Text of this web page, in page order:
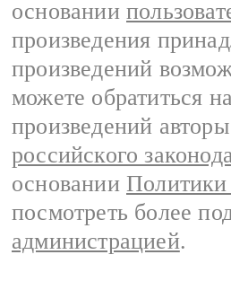
основании
произведения
произведений
можете обратиться
произведений
российского
основании
посмотреть более
администрацией.